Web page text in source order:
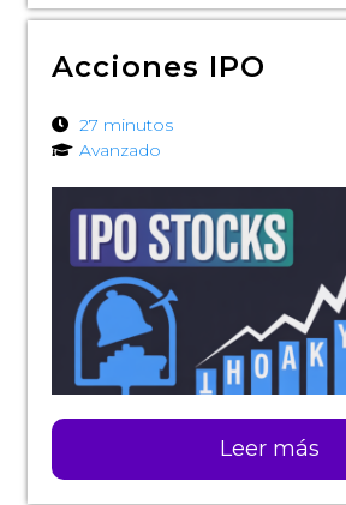
Acciones IPO
27 minutos
Avanzado
Leer más